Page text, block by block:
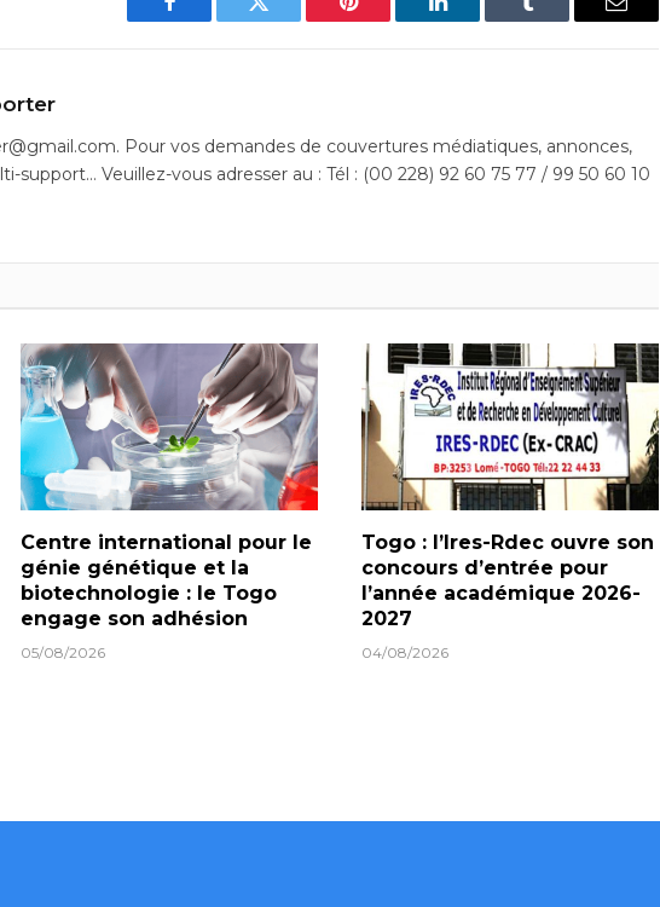
Facebook Twitter Pinterest LinkedIn Tumblr Email
Pour vos demandes de couvertures médiatiques, annonces,
support… Veuillez-vous adresser au : Tél : (00 228) 92 60 75 77 / 99 50 60 10
Centre international pour le
génie génétique et la
biotechnologie : le Togo
engage son adhésion
05/08/2026
Togo : l’Ires-Rdec ouvre son
concours d’entrée pour
l’année académique 2026-
2027
04/08/2026